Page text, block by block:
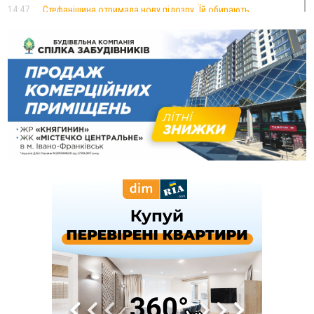
14:47
Стефанішина отримала нову підозру. Їй обирають
14:02
«Пілот з Лондона» видурив у жительки Коломийщини
майже 64 тисячі гривень
13:13
У четвер на Прикарпатті очікується сильна спека до 39°
13:00
На Снятинщині спіймали чоловіка, який зливав з цистерни
у полі невідому речовину
12:29
У МОЗ змінили підхід до госпіталізації та оновили правила
роботи стаціонарів
12:07
На межі Прикарпаття і Тернопільщини невідомі засипали
У Франківську та Яремче зафіксували нові температурні
Росія вдарила по Харкову "Бандероллю": є постраждалі,
пошкоджено цивільне підприємство
Верховний суд повернув державі 1,5 га лісу із трьома
ставками в Івано-Франківській громаді
На Каскаді замість веж планують зробити сквер з
дитмайданчиком
На Верховинщині під час пожежі будинку травмувалась